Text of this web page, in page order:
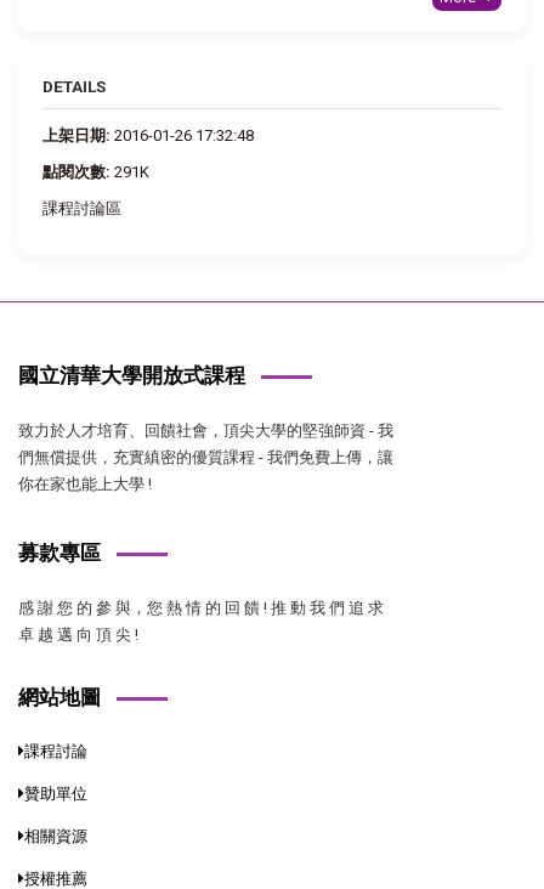
DETAILS
上架日期: 2016-01-26 17:32:48
點閱次數: 291K
課程討論區
國立清華大學開放式課程
致力於人才培育、回饋社會，頂尖大學的堅強師資 - 我
們無償提供，充實縝密的優質課程 - 我們免費上傳，讓
你在家也能上大學 !
募款專區
感 謝 您 的 參 與，您 熱 情 的 回 饋 ! 推 動 我 們 追 求
卓 越 邁 向 頂 尖 !
網站地圖
課程討論
贊助單位
相關資源
授權推薦